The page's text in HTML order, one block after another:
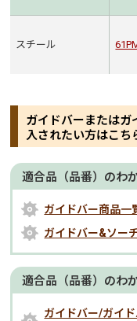
スチール
ガイドバーまたはガ
入されたい方はこち
適合品（品番）のわ
ガイドバー商品一
ガイドバー&ソー
適合品（品番）のわ
ガイドバー/ガイ